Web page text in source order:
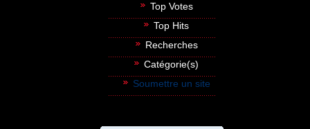
Top Votes
Top Hits
Recherches
Catégorie(s)
Soumettre un site